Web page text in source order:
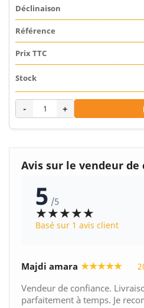
- +
Avis sur le vendeur de
5 /5
★★★★★
Basé sur 1 avis client
Majdi amara ★★★★★
Vendeur de confiance.
parfaitement à temps. Je